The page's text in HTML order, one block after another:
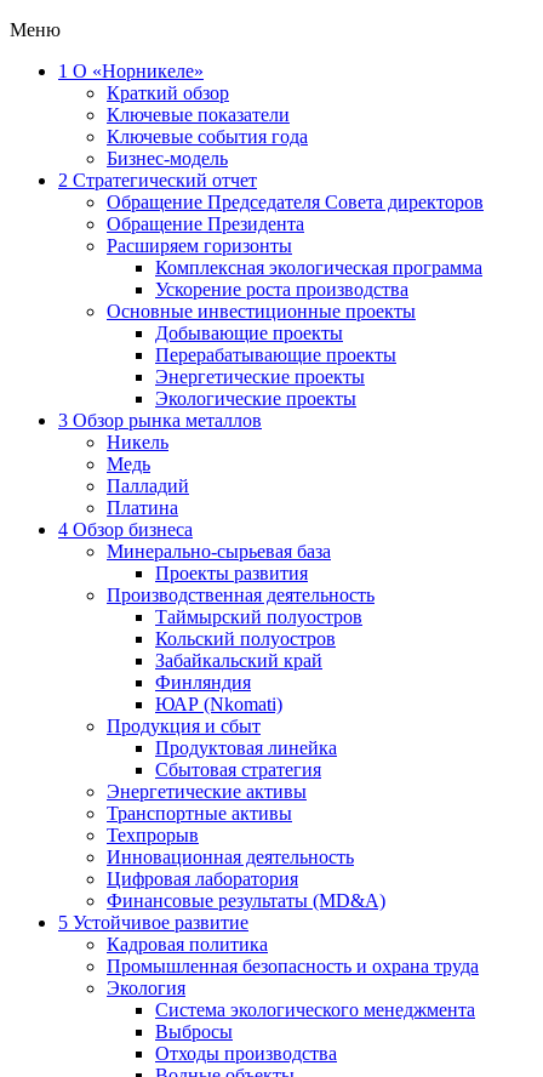
Меню
1 О «Норникеле»
Краткий обзор
Ключевые показатели
Ключевые события года
Бизнес-модель
2 Стратегический отчет
Обращение Председателя Совета директоров
Обращение Президента
Расширяем горизонты
Комплексная экологическая программа
Ускорение роста производства
Основные инвестиционные проекты
Добывающие проекты
Перерабатывающие проекты
Энергетические проекты
Экологические проекты
3 Обзор рынка металлов
Никель
Медь
Палладий
Платина
4 Обзор бизнеса
Минерально-сырьевая база
Проекты развития
Производственная деятельность
Таймырский полуостров
Кольский полуостров
Забайкальский край
Финляндия
ЮАР (Nkomati)
Продукция и сбыт
Продуктовая линейка
Сбытовая стратегия
Энергетические активы
Транспортные активы
Техпрорыв
Инновационная деятельность
Цифровая лаборатория
Финансовые результаты (MD&A)
5 Устойчивое развитие
Кадровая политика
Промышленная безопасность и охрана труда
Экология
Система экологического менеджмента
Выбросы
Отходы производства